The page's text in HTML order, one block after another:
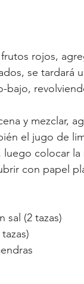
rojos,
se tardará
el jugo de
con papel
sal (2 tazas)